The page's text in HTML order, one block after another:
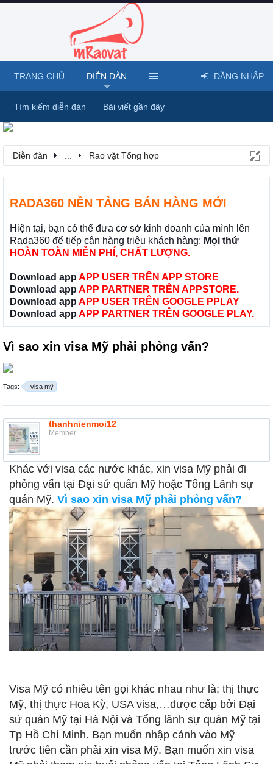
Diễn đàn Rao vặt Tổng hợp
RADA360 NỀN TẢNG BÁN HÀNG MỚI
Hiện tại, bạn có thể đưa cơ sở kinh doanh của mình lên
Rada360 để tiếp cận hàng triệu khách hàng: Mọi thứ
HOÀN TOÀN MIỄN PHÍ, CHẤT LƯỢNG.
Download app APP USER TRÊN APP STORE
Download app APP PARTNER TRÊN APPSTORE.
Download app APP USER TRÊN GOOGLE PPLAY
Download app APP PARTNER TRÊN GOOGLE PLAY.
Vì sao xin visa Mỹ phải phỏng vấn?
Tags: visa mỹ
thanhnienmoi12
Member
Khác với visa các nước khác, xin visa Mỹ phải đi
phỏng vấn tại Đại sứ quấn Mỹ hoặc Tổng Lãnh sự
quán Mỹ. Vì sao xin visa Mỹ phải phỏng vấn?
Visa Mỹ có nhiều tên gọi khác nhau như là; thị thực
Mỹ, thị thực Hoa Kỳ, USA visa,…được cấp bởi Đại
sứ quán Mỹ tại Hà Nội và Tổng lãnh sự quán Mỹ tại
Tp Hồ Chí Minh. Bạn muốn nhập cảnh vào Mỹ
trước tiên cần phải xin visa Mỹ. Bạn muốn xin visa
TRANG CHỦ DIỄN ĐÀN
Tìm kiếm diễn đàn Bài viết gần đây
ĐĂNG NHẬP